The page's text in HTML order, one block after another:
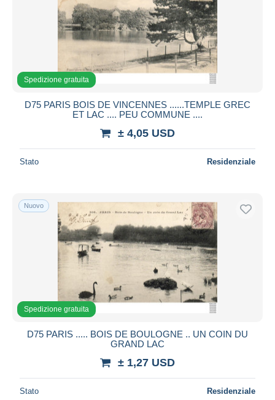
Spedizione gratuita
D75 PARIS BOIS DE VINCENNES ......TEMPLE GREC
ET LAC .... PEU COMMUNE ....
± 4,05 USD
Stato Residenziale
Nuovo
Spedizione gratuita
D75 PARIS ..... BOIS DE BOULOGNE .. UN COIN DU
GRAND LAC
± 1,27 USD
Stato Residenziale